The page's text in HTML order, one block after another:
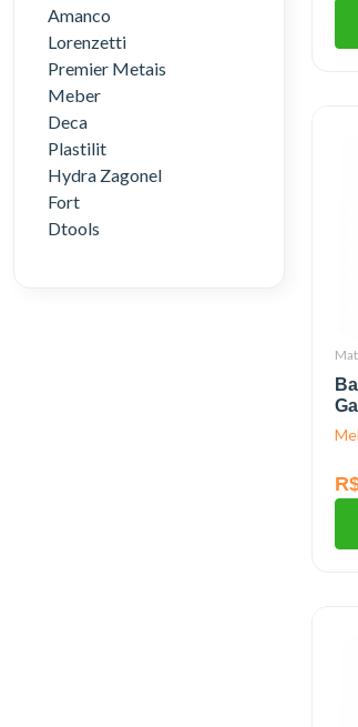
Amanco
Lorenzetti
Premier Metais
Meber
Deca
Plastilit
Hydra Zagonel
Fort
Dtools